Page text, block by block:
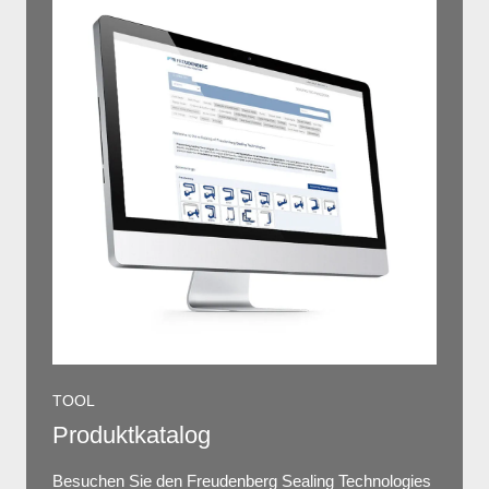
TOOL
Produktkatalog
Besuchen Sie den Freudenberg Sealing Technologies